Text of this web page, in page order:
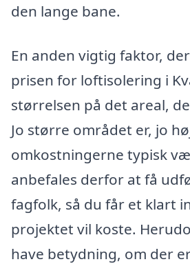
den lange bane.
En anden vigtig faktor,
prisen for loftisolering i
størrelsen på det areal,
Jo større området er, jo
omkostningerne typisk
anbefales derfor at få
fagfolk, så du får et klart
projektet vil koste.
have betydning, om der